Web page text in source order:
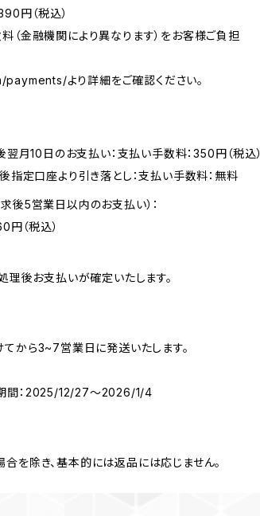
円（税込）
（金融機関により異なります）をお客様ご負担
より詳細をご確認ください。
翌月10日のお支払い：支払い手数料：350円（税込）
指定口座より引き落とし：支払い手数料：無料
後5営業日以内のお支払い）：
円（税込）
理後お支払いが確定いたします。
から3~7営業日に発送いたします。
間：2025/12/27～2026/1/4
を除き、基本的には返品には応じません。